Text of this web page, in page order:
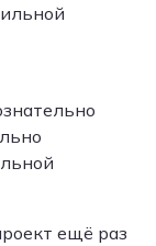
ещё раз